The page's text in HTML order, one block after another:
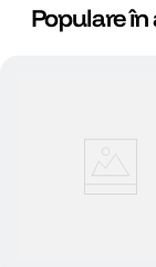
Populare